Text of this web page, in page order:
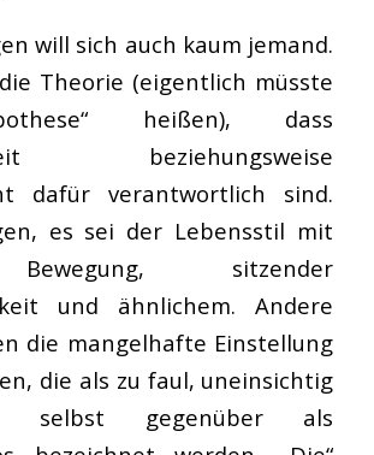
will sich auch kaum jemand.
Theorie (eigentlich müsste
heißen), dass
beziehungsweise
dafür verantwortlich sind.
es sei der Lebensstil mit
sitzender
und ähnlichem. Andere
die mangelhafte Einstellung
die als zu faul, uneinsichtig
selbst gegenüber als